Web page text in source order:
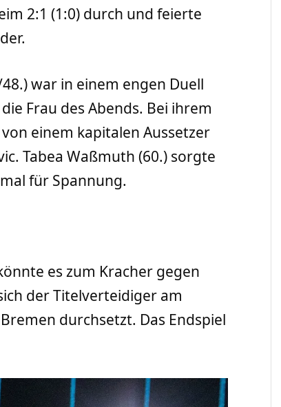
2:1 (1:0) durch und feierte
war in einem engen Duell
Frau des Abends. Bei ihrem
einem kapitalen Aussetzer
Tabea Waßmuth (60.) sorgte
für Spannung.
es zum Kracher gegen
der Titelverteidiger am
durchsetzt. Das Endspiel